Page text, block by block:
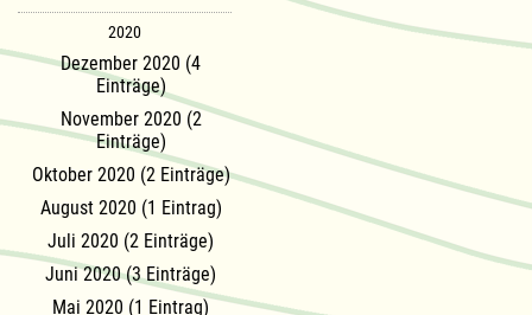
2020
Dezember 2020 (4
Einträge)
November 2020 (2
Einträge)
Oktober 2020 (2 Einträge)
August 2020 (1 Eintrag)
Juli 2020 (2 Einträge)
Juni 2020 (3 Einträge)
Mai 2020 (1 Eintrag)